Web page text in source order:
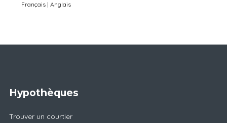
Français | Anglais
Hypothèques
Trouver un courtier